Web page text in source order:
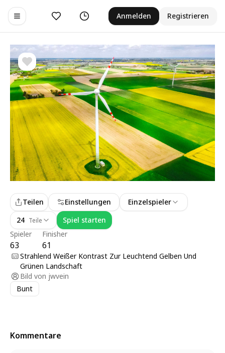
Toggle navigation menu
Gefällt mirVerlauf Anmelden Registrieren
Spieler
63
Finisher
61
Teilen Einstellungen
Einzelspieler
24 Teile Spiel starten
Strahlend Weißer Kontrast Zur Leuchtend Gelben Und
Grünen Landschaft
Bild von jwvein
Bunt
Kommentare